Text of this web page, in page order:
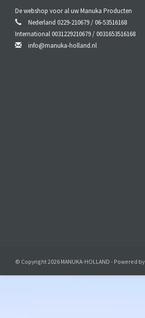
De webshop voor al uw Manuka Producten
Nederland 0229-210679 / 06-53516168
International 0031229210679 / 0031653516168
info@manuka-holland.nl
© Copyright 2026 MANUKA-HOLLAND - Powered by